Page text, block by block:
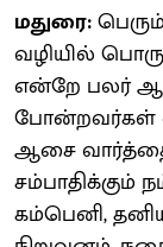
மதுரை:
வழியில்
என்றே பலர்
போன்றவர்கள்
ஆசை
சம்பாதிக்கும்
கம்பெனி,